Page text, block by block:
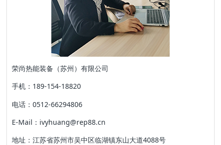
荣尚热能装备（苏州）有限公司
手机：189-154-18820
电话：0512-66294806
E-Mail：ivyhuang@rep88.cn
地址：江苏省苏州市吴中区临湖镇东山大道4088号